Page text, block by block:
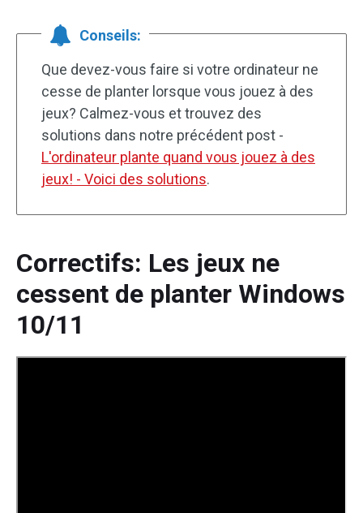
Conseils:
Que devez-vous faire si votre ordinateur ne
cesse de planter lorsque vous jouez à des
jeux? Calmez-vous et trouvez des
solutions dans notre précédent post -
L'ordinateur plante quand vous jouez à des
jeux! - Voici des solutions.
Correctifs: Les jeux ne
cessent de planter Windows
10/11